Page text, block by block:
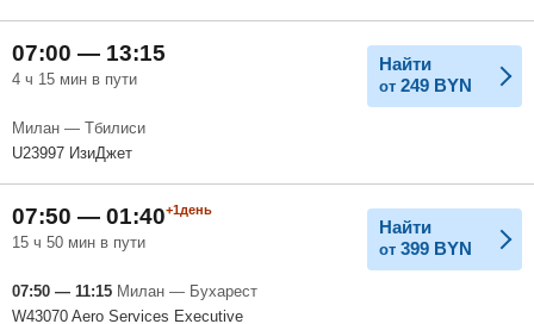
07:00 — 13:15
4 ч 15 мин в пути
Найти
от 249 BYN
Милан — Тбилиси
U23997 ИзиДжет
07:50 — 01:40+1день
15 ч 50 мин в пути
Найти
от 399 BYN
07:50 — 11:15 Милан — Бухарест
W43070 Aero Services Executive